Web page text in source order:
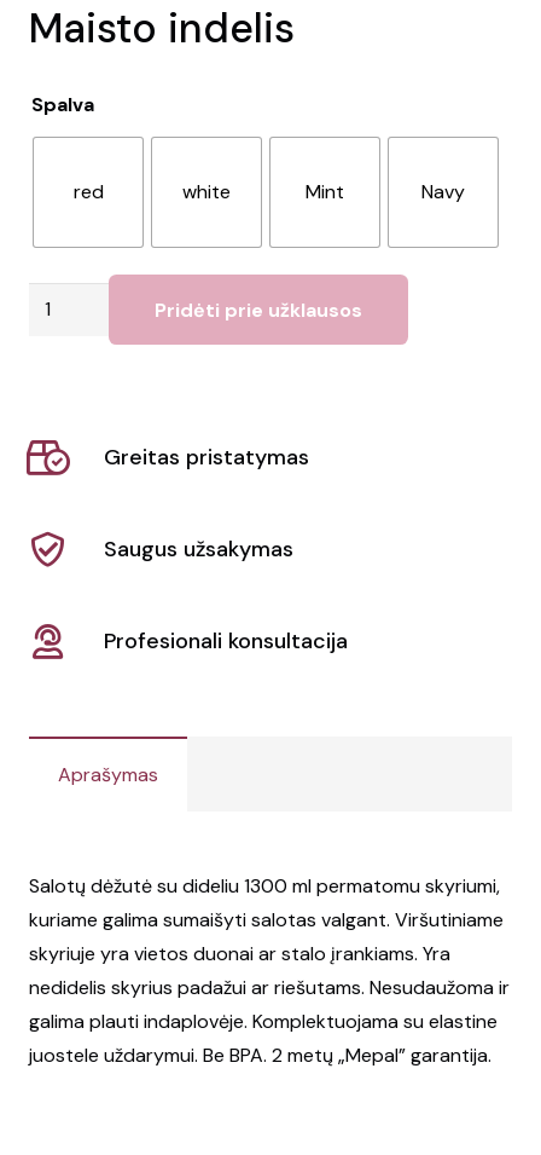
Maisto indelis
Spalva
red white Mint Navy
produkto
Pridėti prie užklausos
Greitas pristatymas
Saugus užsakymas
Profesionali konsultacija
Aprašymas
Salotų dėžutė su dideliu 1300 ml permatomu skyriumi,
kuriame galima sumaišyti salotas valgant. Viršutiniame
skyriuje yra vietos duonai ar stalo įrankiams. Yra
nedidelis skyrius padažui ar riešutams. Nesudaužoma ir
galima plauti indaplovėje. Komplektuojama su elastine
juostele uždarymui. Be BPA. 2 metų „Mepal” garantija.